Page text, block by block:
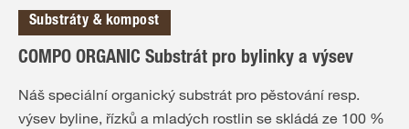
Substráty & kompost
COMPO ORGANIC Substrát pro bylinky a výsev
Náš speciální organický substrát pro pěstování resp.
výsev byline, řízků a mladých rostlin se skládá ze 100 %